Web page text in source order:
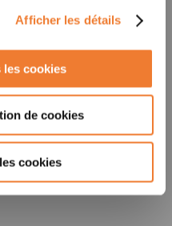
Afficher les détails
cookies
de cookies
cookies